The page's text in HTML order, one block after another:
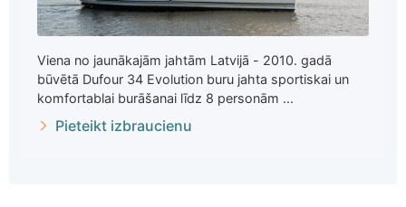
Viena no jaunākajām jahtām Latvijā - 2010. gadā
būvētā Dufour 34 Evolution buru jahta sportiskai un
komfortablai burāšanai līdz 8 personām ...
Pieteikt izbraucienu